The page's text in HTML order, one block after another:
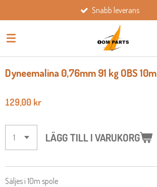
till
huvudinnehållet
Snabb leverans
Dyneemalina 0,76mm 91 kg OBS 10m
129,00 kr
LÄGG TILL I VARUKORG
Säljes i 10m spole